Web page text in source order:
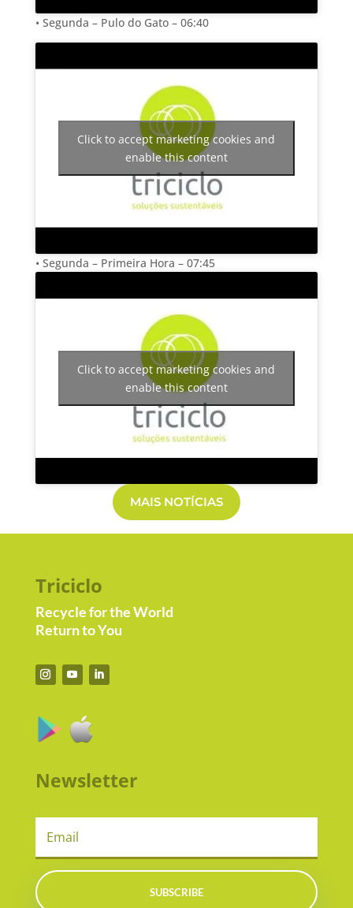
• Segunda – Pulo do Gato – 06:40
Click to accept marketing cookies and
enable this content
• Segunda – Primeira Hora – 07:45
Click to accept marketing cookies and
enable this content
MAIS NOTÍCIAS
Triciclo
Recycle for the World
Return to You
Newsletter
SUBSCRIBE